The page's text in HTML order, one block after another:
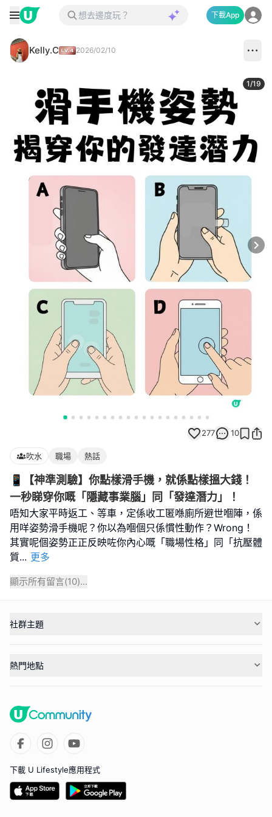
下載App
Kelly.C 2026/02/10
1/19
277 10
吹水 職場 熱話
📱【神準測驗】你點樣滑手機，就係點樣搵大錢！
一秒睇穿你嘅「隱藏事業腦」同「發達潛力」！
唔知大家平時返工、等車，定係收工匿喺廁所避世嗰陣，係
用咩姿勢滑手機呢？你以為嗰個只係慣性動作？Wrong！
其實呢個姿勢正正反映咗你內心嘅「職場性格」同「抗壓體
質... 更多
顯示所有留言(10)...
社群主題
熱門地點
下載 U Lifestyle應用程式